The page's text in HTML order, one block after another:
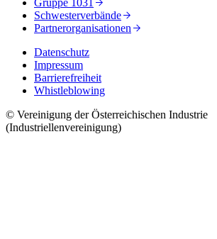
Schwesterverbände
Partnerorganisationen
Datenschutz
Impressum
Barrierefreiheit
Whistleblowing
© Vereinigung der Österreichischen Industrie
(Industriellenvereinigung)